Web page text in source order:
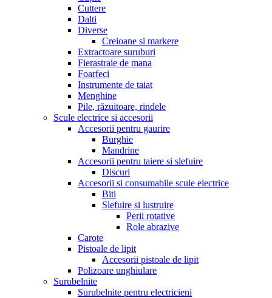
Cuttere
Dalti
Diverse
Creioane si markere
Extractoare suruburi
Fierastraie de mana
Foarfeci
Instrumente de taiat
Menghine
Pile, răzuitoare, rindele
Scule electrice si accesorii
Accesorii pentru gaurire
Burghie
Mandrine
Accesorii pentru taiere si slefuire
Discuri
Accesorii si consumabile scule electrice
Biti
Slefuire si lustruire
Perii rotative
Role abrazive
Carote
Pistoale de lipit
Accesorii pistoale de lipit
Polizoare unghiulare
Surubelnite
Surubelnite pentru electricieni